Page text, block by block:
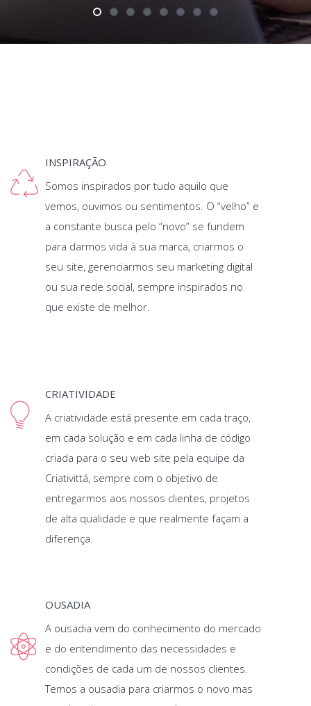
INSPIRAÇÃO
Somos inspirados por tudo aquilo que
vemos, ouvimos ou sentimentos. O “velho” e
a constante busca pelo “novo” se fundem
para darmos vida à sua marca, criarmos o
seu site, gerenciarmos seu marketing digital
ou sua rede social, sempre inspirados no
que existe de melhor.
CRIATIVIDADE
A criatividade está presente em cada traço,
em cada solução e em cada linha de código
criada para o seu web site pela equipe da
Criativittá, sempre com o objetivo de
entregarmos aos nossos clientes, projetos
de alta qualidade e que realmente façam a
diferença.
OUSADIA
A ousadia vem do conhecimento do mercado
e do entendimento das necessidades e
condições de cada um de nossos clientes.
Temos a ousadia para criarmos o novo mas